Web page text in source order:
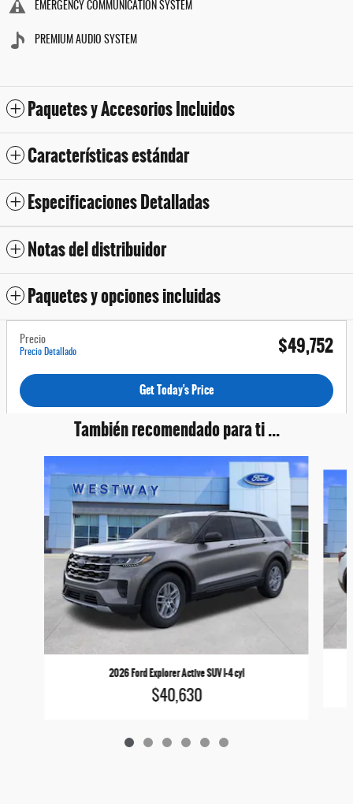
EMERGENCY COMMUNICATION SYSTEM
PREMIUM AUDIO SYSTEM
Paquetes y Accesorios Incluidos
Características estándar
Especificaciones Detalladas
Notas del distribuidor
Paquetes y opciones incluidas
Precio
Precio Detallado $49,752
Get Today's Price
También recomendado para ti ...
2026 Ford Explorer Active SUV I-4 cyl
$40,630